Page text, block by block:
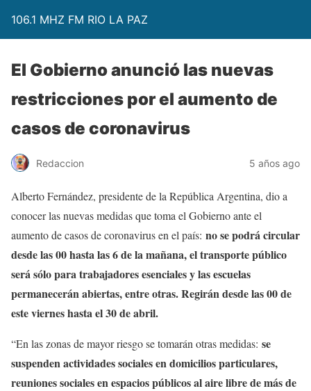
106.1 MHZ FM RIO LA PAZ
El Gobierno anunció las nuevas
restricciones por el aumento de
casos de coronavirus
Redaccion 5 años ago
Alberto Fernández, presidente de la República Argentina, dio a
conocer las nuevas medidas que toma el Gobierno ante el
aumento de casos de coronavirus en el país: no se podrá circular
desde las 00 hasta las 6 de la mañana, el transporte público
será sólo para trabajadores esenciales y las escuelas
permanecerán abiertas, entre otras. Regirán desde las 00 de
este viernes hasta el 30 de abril.
“En las zonas de mayor riesgo se tomarán otras medidas: se
suspenden actividades sociales en domicilios particulares,
reuniones sociales en espacios públicos al aire libre de más de